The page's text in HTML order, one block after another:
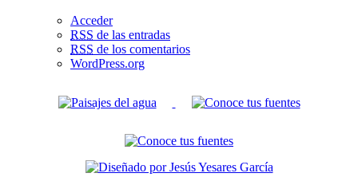
Acceder
RSS de las entradas
RSS de los comentarios
WordPress.org